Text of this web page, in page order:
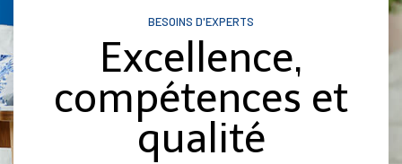
BESOINS D'EXPERTS
Excellence,
compétences et
qualité